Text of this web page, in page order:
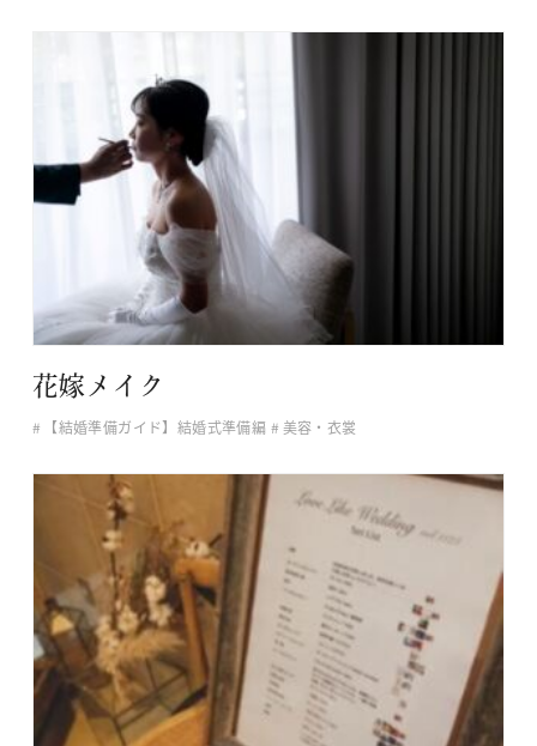
花嫁メイク
【結婚準備ガイド】結婚式準備編 美容・衣裳